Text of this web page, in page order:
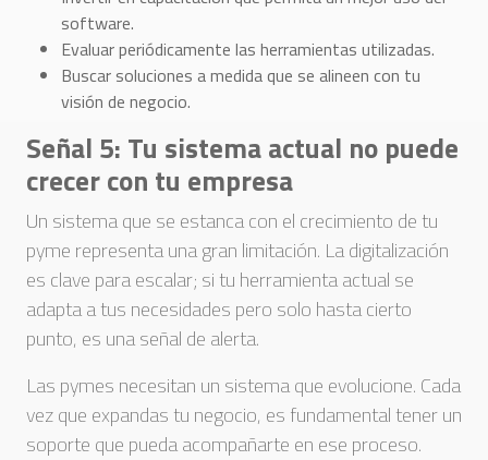
software.
Evaluar periódicamente las herramientas utilizadas.
Buscar soluciones a medida que se alineen con tu
visión de negocio.
Señal 5: Tu sistema actual no puede
crecer con tu empresa
Un sistema que se estanca con el crecimiento de tu
pyme representa una gran limitación. La digitalización
es clave para escalar; si tu herramienta actual se
adapta a tus necesidades pero solo hasta cierto
punto, es una señal de alerta.
Las pymes necesitan un sistema que evolucione. Cada
vez que expandas tu negocio, es fundamental tener un
soporte que pueda acompañarte en ese proceso.